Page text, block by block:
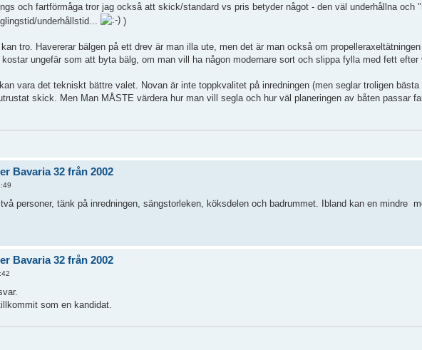
och fartförmåga tror jag också att skick/standard vs pris betyder något - den väl underhållna och
underhållstid...
)
tro. Havererar bälgen på ett drev är man illa ute, men det är man också om
ungefär som att byta bälg, om man vill ha någon modernare sort och slippa fylla med fett efter
vara det tekniskt bättre valet. Novan är inte toppkvalitet på inredningen (men seglar troligen
skick. Men Man MÅSTE värdera hur man vill segla och hur väl planeringen av båten passar
Bavaria 32 från 2002
personer, tänk på inredningen, sängstorleken, köksdelen och badrummet. Ibland kan en mindre
Bavaria 32 från 2002
som en kandidat.